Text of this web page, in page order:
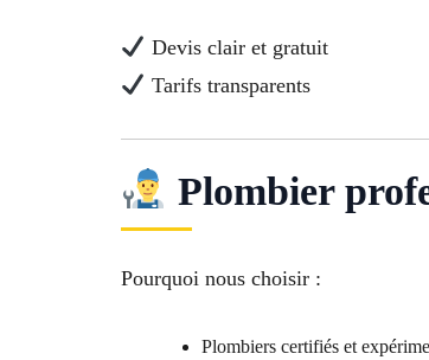
Devis clair et gratuit
Tarifs transparents
Plombier
Pourquoi nous choisir :
Plombiers certifiés et